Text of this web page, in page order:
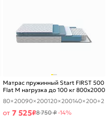
Матрас пружинный Start FIRST 500
Flat M нагрузка до 100 кг 800x2000
80×20090×200120×200140×200+2
от 7 525₽8 750 ₽-14%